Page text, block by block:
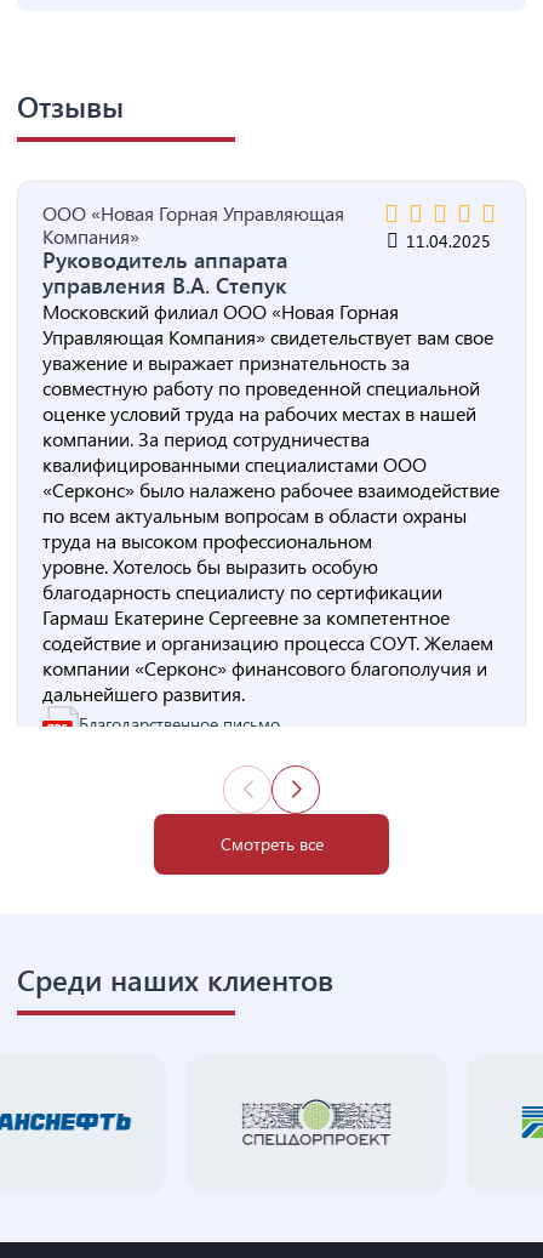
Отзывы
ООО «Новая Горная Управляющая
Компания»
Руководитель аппарата
управления В.А. Степук
11.04.2025
Московский филиал ООО «Новая Горная
Управляющая Компания» свидетельствует вам свое
уважение и выражает признательность за
совместную работу по проведенной специальной
оценке условий труда на рабочих местах в нашей
компании. За период сотрудничества
квалифицированными специалистами ООО
«Серконс» было налажено рабочее взаимодействие
по всем актуальным вопросам в области охраны
труда на высоком профессиональном
уровне. Хотелось бы выразить особую
благодарность специалисту по сертификации
Гармаш Екатерине Сергеевне за компетентное
содействие и организацию процесса СОУТ. Желаем
компании «Серконс» финансового благополучия и
дальнейшего развития.
Благодарственное письмо
Смотреть все
Среди наших клиентов